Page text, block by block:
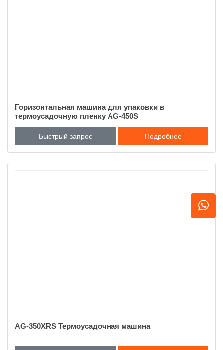
Горизонтальная машина для упаковки в
термоусадочную пленку AG-450S
Быстрый запрос Подробнее
AG-350XRS Термоусадочная машина